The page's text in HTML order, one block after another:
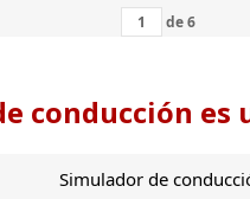
de6
conducción es
Simulador de